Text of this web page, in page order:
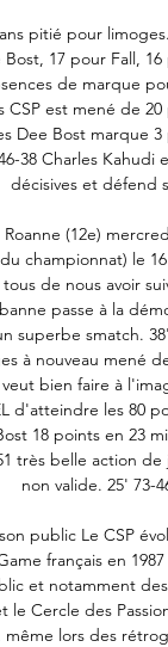
pitié pour
17 pour Fall,
de marque
CSP est mené de
Dee Bost marque
38 Charles
décisives et défend
Roanne (12e)
championnat) le
tous de nous avoir
passe à la
superbe smatch.
à nouveau mené
veut bien faire à
d'atteindre les 80
18 points en 23
très belle action
non valide. 25' 73-
public Le CSP
français en
et notamment
le Cercle des
même lors des